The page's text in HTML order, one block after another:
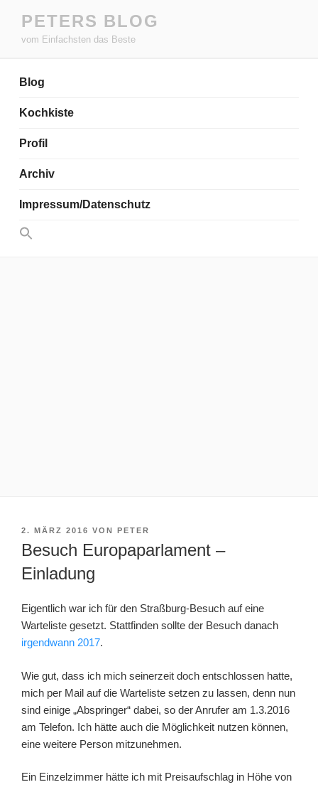
Inhalt
springen
PETERS BLOG
vom Einfachsten das Beste
Blog
Kochkiste
Profil
Archiv
Impressum/Datenschutz
Search
for:
VERÖFFENTLICHT
AM
2. MÄRZ 2016 VON PETER
Besuch Europaparlament –
Einladung
Eigentlich war ich für den Straßburg-Besuch auf eine
Warteliste gesetzt. Stattfinden sollte der Besuch danach
irgendwann 2017.
Wie gut, dass ich mich seinerzeit doch entschlossen hatte,
mich per Mail auf die Warteliste setzen zu lassen, denn nun
sind einige „Abspringer“ dabei, so der Anrufer am 1.3.2016
am Telefon. Ich hätte auch die Möglichkeit nutzen können,
eine weitere Person mitzunehmen.
Ein Einzelzimmer hätte ich mit Preisaufschlag in Höhe von